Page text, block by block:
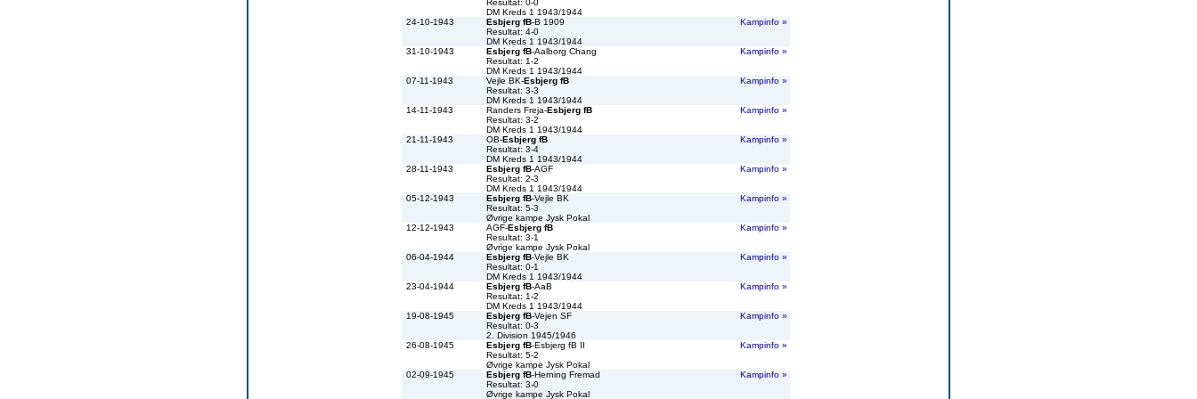
Resultat: 0-0
DM Kreds 1 1943/1944
24-10-1943 Esbjerg fB-B 1909
Resultat: 4-0
DM Kreds 1 1943/1944
Kampinfo »
31-10-1943 Esbjerg fB-Aalborg Chang
Resultat: 1-2
DM Kreds 1 1943/1944
Kampinfo »
07-11-1943 Vejle BK-Esbjerg fB
Resultat: 3-3
DM Kreds 1 1943/1944
Kampinfo »
14-11-1943 Randers Freja-Esbjerg fB
Resultat: 3-2
DM Kreds 1 1943/1944
Kampinfo »
21-11-1943 OB-Esbjerg fB
Resultat: 3-4
DM Kreds 1 1943/1944
Kampinfo »
28-11-1943 Esbjerg fB-AGF
Resultat: 2-3
DM Kreds 1 1943/1944
Kampinfo »
05-12-1943 Esbjerg fB-Vejle BK
Resultat: 5-3
Øvrige kampe Jysk Pokal
Kampinfo »
12-12-1943 AGF-Esbjerg fB
Resultat: 3-1
Øvrige kampe Jysk Pokal
Kampinfo »
06-04-1944 Esbjerg fB-Vejle BK
Resultat: 0-1
DM Kreds 1 1943/1944
Kampinfo »
23-04-1944 Esbjerg fB-AaB
Resultat: 1-2
DM Kreds 1 1943/1944
Kampinfo »
19-08-1945 Esbjerg fB-Vejen SF
Resultat: 0-3
2. Division 1945/1946
Kampinfo »
26-08-1945 Esbjerg fB-Esbjerg fB II
Resultat: 5-2
Øvrige kampe Jysk Pokal
Kampinfo »
02-09-1945 Esbjerg fB-Herning Fremad
Resultat: 3-0
Øvrige kampe Jysk Pokal
Kampinfo »